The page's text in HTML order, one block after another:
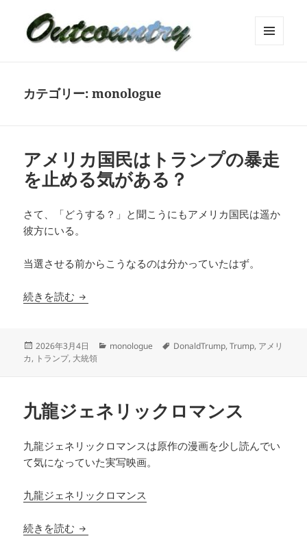
カテゴリー:monologue
アメリカ国民はトランプの暴走
を止める気がある？
さて、「どうする？」と聞こうにもアメリカ国民は遥か
彼方にいる。
当選させる前からこうなるのは分かっていたはず。
続きを読む アメリカ国民はトランプの暴走を止める気がある
投
稿
2026年3月4日
カ
monologue
タ
DonaldTrump,Trump, アメリ
カ, トランプ, 大統領
九龍ジェネリックロマンス
九龍ジェネリックロマンスは原作の漫画を少し読んでい
て気になっていた実写映画。
九龍ジェネリックロマンス
続きを読む 九龍ジェネリックロマンス